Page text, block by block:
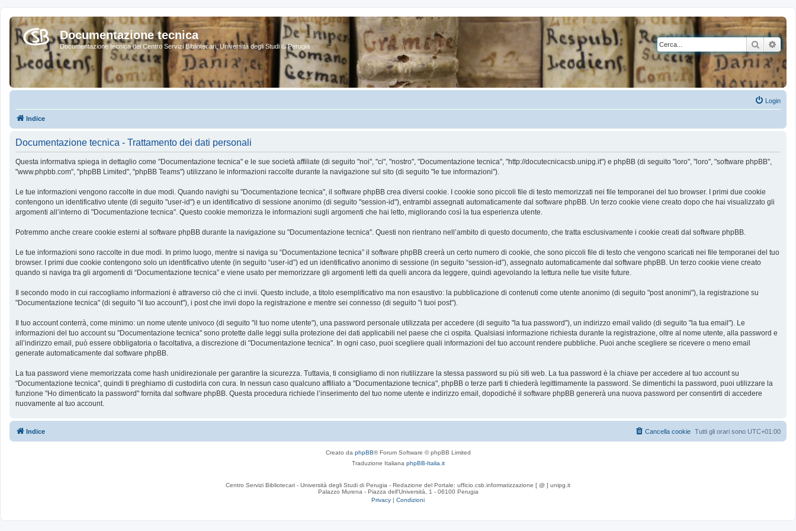
Documentazione tecnica
Documentazione tecnica del Centro Servizi Bibliotecari, Università degli Studi di Perugia Cerca
Login
Indice
Documentazione tecnica - Trattamento dei dati personali
Questa informativa spiega in dettaglio come "Documentazione tecnica" e le sue società affiliate (di seguito "noi", "ci", "nostro", "Documentazione tecnica", "http://docutecnicacsb.unipg.it") e phpBB (di seguito "loro", "loro", "software phpBB",
"www.phpbb.com", "phpBB Limited", "phpBB Teams") utilizzano le informazioni raccolte durante la navigazione sul sito (di seguito "le tue informazioni").
Le tue informazioni vengono raccolte in due modi. Quando navighi su "Documentazione tecnica", il software phpBB crea diversi cookie. I cookie sono piccoli file di testo memorizzati nei file temporanei del tuo browser. I primi due cookie
contengono un identificativo utente (di seguito "user-id") e un identificativo di sessione anonimo (di seguito "session-id"), entrambi assegnati automaticamente dal software phpBB. Un terzo cookie viene creato dopo che hai visualizzato gli
argomenti all’interno di "Documentazione tecnica". Questo cookie memorizza le informazioni sugli argomenti che hai letto, migliorando così la tua esperienza utente.
Potremmo anche creare cookie esterni al software phpBB durante la navigazione su "Documentazione tecnica". Questi non rientrano nell’ambito di questo documento, che tratta esclusivamente i cookie creati dal software phpBB.
Le tue informazioni sono raccolte in due modi. In primo luogo, mentre si naviga su “Documentazione tecnica” il software phpBB creerà un certo numero di cookie, che sono piccoli file di testo che vengono scaricati nei file temporanei del tuo
browser. I primi due cookie contengono solo un identificativo utente (in seguito “user-id”) ed un identificativo anonimo di sessione (in seguito “session-id”), assegnato automaticamente dal software phpBB. Un terzo cookie viene creato
quando si naviga tra gli argomenti di “Documentazione tecnica” e viene usato per memorizzare gli argomenti letti da quelli ancora da leggere, quindi agevolando la lettura nelle tue visite future.
Il secondo modo in cui raccogliamo informazioni è attraverso ciò che ci invii. Questo include, a titolo esemplificativo ma non esaustivo: la pubblicazione di contenuti come utente anonimo (di seguito "post anonimi"), la registrazione su
"Documentazione tecnica" (di seguito "il tuo account"), i post che invii dopo la registrazione e mentre sei connesso (di seguito "i tuoi post").
Il tuo account conterrà, come minimo: un nome utente univoco (di seguito "il tuo nome utente"), una password personale utilizzata per accedere (di seguito "la tua password"), un indirizzo email valido (di seguito "la tua email"). Le
informazioni del tuo account su "Documentazione tecnica" sono protette dalle leggi sulla protezione dei dati applicabili nel paese che ci ospita. Qualsiasi informazione richiesta durante la registrazione, oltre al nome utente, alla password e
all’indirizzo email, può essere obbligatoria o facoltativa, a discrezione di "Documentazione tecnica". In ogni caso, puoi scegliere quali informazioni del tuo account rendere pubbliche. Puoi anche scegliere se ricevere o meno email
generate automaticamente dal software phpBB.
La tua password viene memorizzata come hash unidirezionale per garantire la sicurezza. Tuttavia, ti consigliamo di non riutilizzare la stessa password su più siti web. La tua password è la chiave per accedere al tuo account su
"Documentazione tecnica", quindi ti preghiamo di custodirla con cura. In nessun caso qualcuno affiliato a "Documentazione tecnica", phpBB o terze parti ti chiederà legittimamente la password. Se dimentichi la password, puoi utilizzare la
funzione "Ho dimenticato la password" fornita dal software phpBB. Questa procedura richiede l’inserimento del tuo nome utente e indirizzo email, dopodiché il software phpBB genererà una nuova password per consentirti di accedere
nuovamente al tuo account.
Indice Tutti gli orari sono UTC+01:00
Cancella cookie
Creato da phpBB® Forum Software © phpBB Limited
Traduzione Italiana phpBB-Italia.it
Centro Servizi Bibliotecari - Università degli Studi di Perugia - Redazione del Portale: ufficio.csb.informatizzazione [ @ ] unipg.it
Palazzo Murena - Piazza dell'Università, 1 - 06100 Perugia
Privacy | Condizioni